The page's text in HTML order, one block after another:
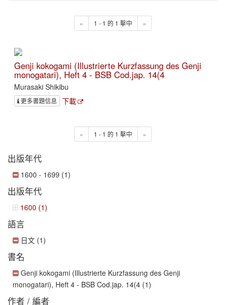
« 1 - 1 的 1 擊中 »
Genji kokogami (Illustrierte Kurzfassung des Genji
monogatari), Heft 4 - BSB Cod.jap. 14(4
Murasaki Shikibu
更多書題信息 下載
« 1 - 1 的 1 擊中 »
出版年代
1600 - 1699 (1)
出版年代
1600 (1)
語言
日文 (1)
書名
Genji kokogami (Illustrierte Kurzfassung des Genji
monogatari), Heft 4 - BSB Cod.jap. 14(4 (1)
作者 / 編者